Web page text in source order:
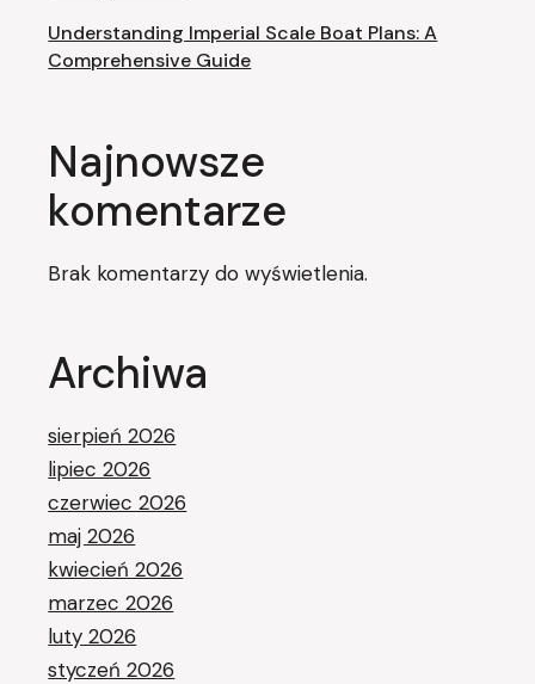
Understanding Imperial Scale Boat Plans: A
Comprehensive Guide
Najnowsze
komentarze
Brak komentarzy do wyświetlenia.
Archiwa
sierpień 2026
lipiec 2026
czerwiec 2026
maj 2026
kwiecień 2026
marzec 2026
luty 2026
styczeń 2026